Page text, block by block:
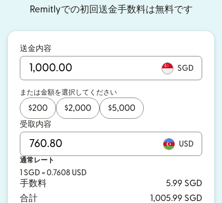
Remitlyでの初回送金手数料は無料です
送金内容
SGD
または金額を選択してください
$200 $2,000 $5,000
受取内容
USD
通常レート
1 SGD = 0.7608 USD
手数料
5.99 SGD
合計
1,005.99 SGD